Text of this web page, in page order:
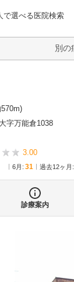
で選べる医院検索
なび
)
字万能倉1038
3.00
6月 : 31 過去12ヶ月:
診療案内